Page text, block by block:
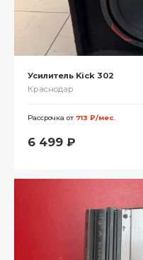
Усилитель Kick 302
Краснодар
Рассрочка от 713 ₽/мес.
6 499 ₽